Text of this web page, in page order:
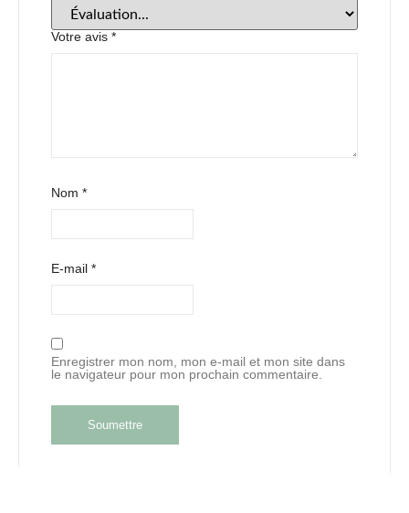
Votre avis *
Nom *
E-mail *
Enregistrer mon nom, mon e-mail et mon site dans
le navigateur pour mon prochain commentaire.